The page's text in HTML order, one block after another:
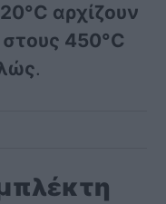
αρχίζουν
450°C
.